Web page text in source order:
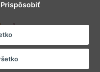
digitálne zážitky
Prispôsobiť